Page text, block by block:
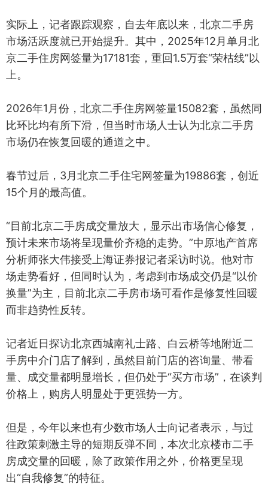
实际上，记者跟踪观察，自去年底以来，北京二手房
市场活跃度就已开始提升。其中，2025年12月单月北
京二手住房网签量为17181套，重回1.5万套“荣枯线”以
上。
2026年1月份，北京二手住房网签量15082套，虽然同
比环比均有所下滑，但当时市场人士认为北京二手房
市场仍在恢复回暖的通道之中。
春节过后，3月北京二手住宅网签量为19886套，创近
15个月的最高值。
“目前北京二手房成交量放大，显示出市场信心修复，
预计未来市场将呈现量价齐稳的走势。”中原地产首席
分析师张大伟接受上海证券报记者采访时说。他对市
场走势看好，但同时认为，考虑到市场成交仍是“以价
换量”为主，目前北京二手房市场可看作是修复性回暖
而非趋势性反转。
记者近日探访北京西城南礼士路、白云桥等地附近二
手房中介门店了解到，虽然目前门店的咨询量、带看
量、成交量都明显增长，但仍处于“买方市场”，在谈判
价格上，购房人明显处于更强势一方。
但是，今年以来也有少数市场人士向记者表示，与过
往政策刺激主导的短期反弹不同，本次北京楼市二手
房成交量的回暖，除了政策作用之外，价格更呈现
出“自我修复”的特征。